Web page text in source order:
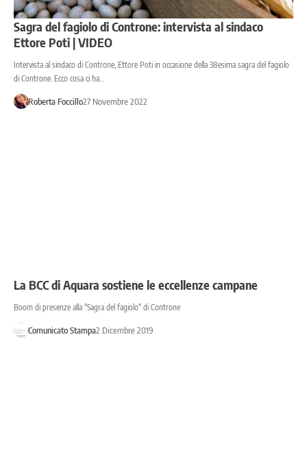
Sagra del fagiolo di Controne: intervista al sindaco
Ettore Poti | VIDEO
Intervista al sindaco di Controne, Ettore Poti in occasione della 38esima sagra del fagiolo
di Controne. Ecco cosa ci ha…
Roberta Foccillo27 Novembre 2022
La BCC di Aquara sostiene le eccellenze campane
Boom di presenze alla "Sagra del fagiolo" di Controne
Comunicato Stampa2 Dicembre 2019